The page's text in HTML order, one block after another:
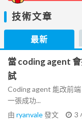
技術文章
最新
當 coding agent
試
Coding agent 能改前
一張成功...
由 ryanvale發文 3